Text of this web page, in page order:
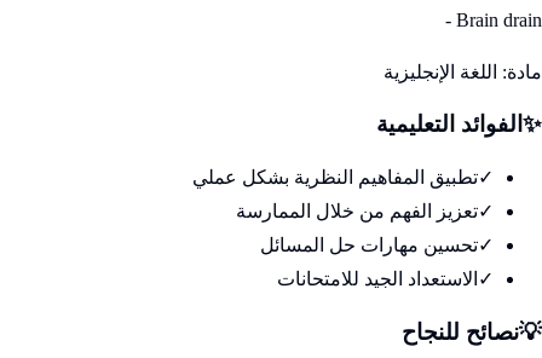
- Brain drain
مادة: اللغة الإنجليزية
✨ الفوائد التعليمية
✓تطبيق المفاهيم النظرية بشكل عملي
✓تعزيز الفهم من خلال الممارسة
✓تحسين مهارات حل المسائل
✓ الاستعداد الجيد للامتحانات
💡نصائح للنجاح